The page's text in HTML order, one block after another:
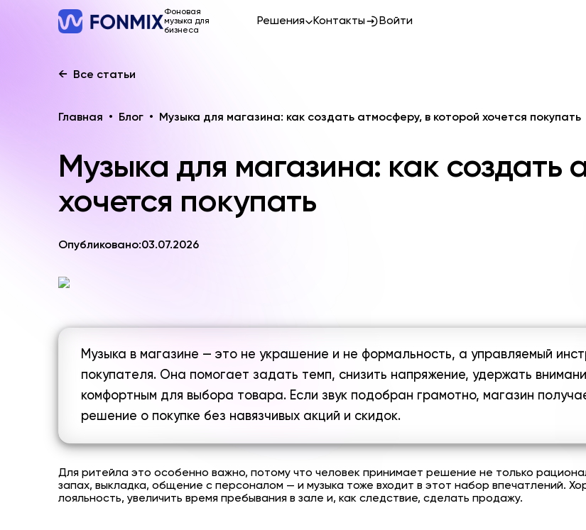
Фоновая
музыка для
бизнеса
Решения Контакты Войти
← Все статьи
Главная • Блог • Музыка для магазина: как создать атмосферу, в которой хочется покупать
Музыка для магазина: как создать
хочется покупать
Опубликовано:03.07.2026
Музыка в магазине — это не украшение и не формальность, а управляемый
покупателя. Она помогает задать темп, снизить напряжение, удержать
комфортным для выбора товара. Если звук подобран грамотно, магазин
решение о покупке без навязчивых акций и скидок.
Для ритейла это особенно важно, потому что человек принимает решение не только
запах, выкладка, общение с персоналом — и музыка тоже входит в этот набор впечатлений.
лояльность, увеличить время пребывания в зале и, как следствие, сделать продажу.